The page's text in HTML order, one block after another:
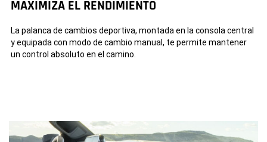
MAXIMIZA EL RENDIMIENTO
La palanca de cambios deportiva, montada en la consola central
y equipada con modo de cambio manual, te permite mantener
un control absoluto en el camino.